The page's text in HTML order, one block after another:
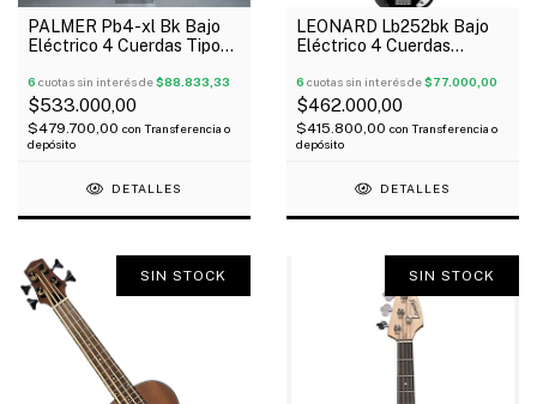
PALMER Pb4-xl Bk Bajo
Eléctrico 4 Cuerdas Tipo
Cable
6 cuotas sin interés de$88.833,33
$533.000,00
$479.700,00 con Transferencia o
depósito
DETALLES
LEONARD Lb252bk Bajo
Eléctrico 4 Cuerdas
6 cuotas sin interés de$77.000,00
$462.000,00
$415.800,00 con Transferencia o
depósito
DETALLES
SIN STOCK SIN STOCK